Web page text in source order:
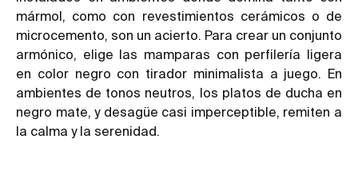
mármol, como con revestimientos cerámicos o de
microcemento, son un acierto. Para crear un conjunto
armónico, elige las mamparas con perfilería ligera
en color negro con tirador minimalista a juego. En
ambientes de tonos neutros, los platos de ducha en
negro mate, y desagüe casi imperceptible, remiten a
la calma y la serenidad.